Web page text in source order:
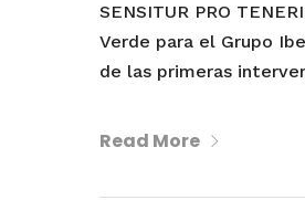
SENSITUR PRO
Verde para el Grupo
de las primeras
Read More